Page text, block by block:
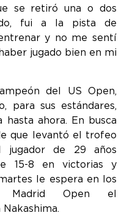
se retiró una o dos
fui a la pista de
y no me sentí
jugado bien en mi
del US Open,
para sus estándares,
ahora. En busca
que levantó el trofeo
jugador de 29 años
15-8 en victorias y
le espera en los
Madrid Open el